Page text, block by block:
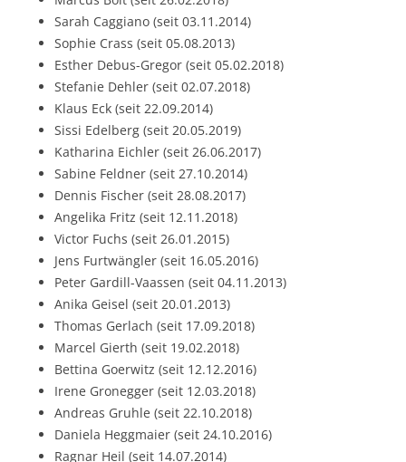
Sarah Caggiano (seit 03.11.2014)
Sophie Crass (seit 05.08.2013)
Esther Debus-Gregor (seit 05.02.2018)
Stefanie Dehler (seit 02.07.2018)
Klaus Eck (seit 22.09.2014)
Sissi Edelberg (seit 20.05.2019)
Katharina Eichler (seit 26.06.2017)
Sabine Feldner (seit 27.10.2014)
Dennis Fischer (seit 28.08.2017)
Angelika Fritz (seit 12.11.2018)
Victor Fuchs (seit 26.01.2015)
Jens Furtwängler (seit 16.05.2016)
Peter Gardill-Vaassen (seit 04.11.2013)
Anika Geisel (seit 20.01.2013)
Thomas Gerlach (seit 17.09.2018)
Marcel Gierth (seit 19.02.2018)
Bettina Goerwitz (seit 12.12.2016)
Irene Gronegger (seit 12.03.2018)
Andreas Gruhle (seit 22.10.2018)
Daniela Heggmaier (seit 24.10.2016)
Ragnar Heil (seit 14.07.2014)